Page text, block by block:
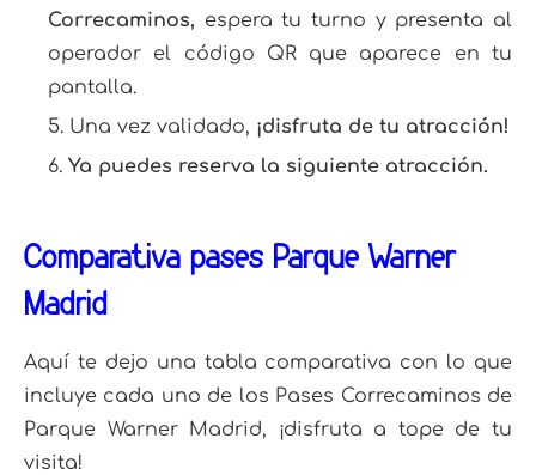
Correcaminos, espera tu turno y presenta al
operador el código QR que aparece en tu
pantalla.
Una vez validado, ¡disfruta de tu atracción!
Ya puedes reserva la siguiente atracción.
Comparativa pases Parque Warner
Madrid
Aquí te dejo una tabla comparativa con lo que
incluye cada uno de los Pases Correcaminos de
Parque Warner Madrid, ¡disfruta a tope de tu
visita!